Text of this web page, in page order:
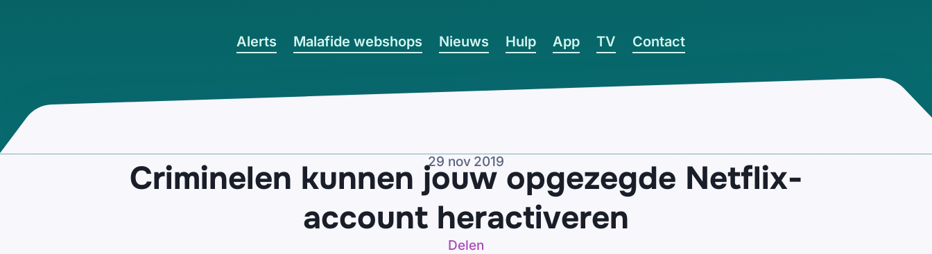
Alerts Malafide webshops Nieuws Hulp App TV Contact
29 nov 2019
Criminelen kunnen jouw opgezegde Netflix-
account heractiveren
Delen